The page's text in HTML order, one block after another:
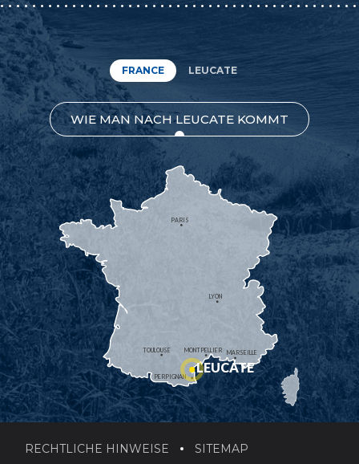
FRANCE LEUCATE
WIE MAN NACH LEUCATE KOMMT
MONTPELLIER
PERPIGNAN
MARSEILLE
TOULOUSE
LYON
PARIS
LEUCATE
RECHTLICHE HINWEISE SITEMAP